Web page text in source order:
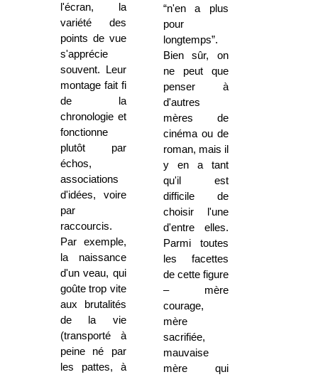
l'écran, la
variété des
points de vue
s'apprécie
souvent. Leur
montage fait fi
de la
chronologie et
fonctionne
plutôt par
échos,
associations
d'idées, voire
par
raccourcis.
Par exemple,
la naissance
d'un veau, qui
goûte trop vite
aux brutalités
de la vie
(transporté à
peine né par
les pattes, à
“n'en a plus
pour
longtemps”.
Bien sûr, on
ne peut que
penser à
d'autres
mères de
cinéma ou de
roman, mais il
y en a tant
qu'il est
difficile de
choisir l'une
d'entre elles.
Parmi toutes
les facettes
de cette figure
– mère
courage,
mère
sacrifiée,
mauvaise
mère qui